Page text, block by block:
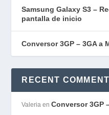
Samsung Galaxy S3 –
pantalla de inicio
Conversor 3GP – 3GA a
RECENT
Valeria enConversor 3GP